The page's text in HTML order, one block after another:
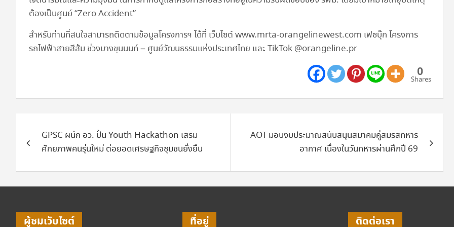
ต้องเป็นศูนย์ “Zero Accident”
สำหรับท่านที่สนใจสามารถติดตามข้อมูลโครงการฯ ได้ที่ เว็บไซต์ www.mrta-orangelinewest.com เฟซบุ๊ก โครงการ
รถไฟฟ้าสายสีส้ม ช่วงบางขุนนนท์ – ศูนย์วัฒนธรรมแห่งประเทศไทย และ TikTok @orangeline.pr
0
Shares
เรื่องGPSC ผนึก อว. ปั้น Youth Hackathon เสริม
ศักยภาพคนรุ่นใหม่ ต่อยอดเศรษฐกิจชุมชนยั่งยืน
AOT มอบงบประมาณสนับสนุนสมาคมคู่สมรสทหาร
อากาศ เนื่องในวันทหารผ่านศึกปี 69
ผู้ชมเว็บไซต์ ที่อยู่ ติดต่อเรา